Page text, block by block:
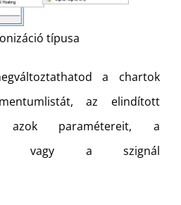
típusa
a chartok
az elindított
azok paramétereit, a
vagy a szignál